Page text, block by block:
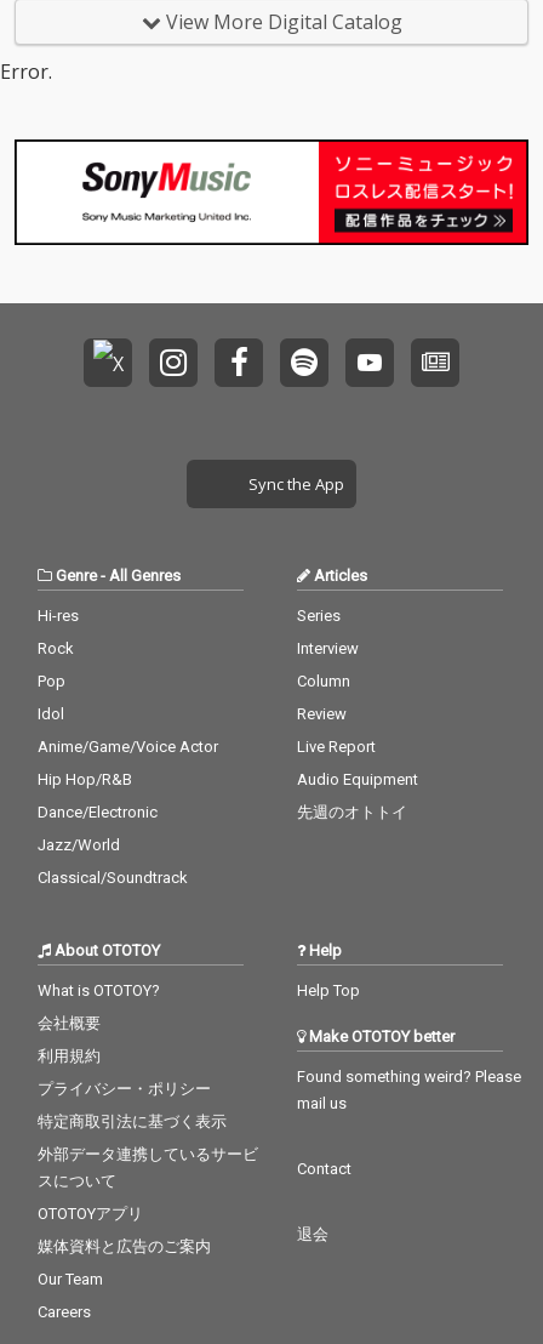
入りの曲になることを
願っています。
きなので幅広く、あな
たの生活の中に溶け込
View More Digital Catalog
Error.
Sync the App
Genre- All Genres
Hi-res
Rock
Pop
Idol
Anime/Game/Voice Actor
Hip Hop/R&B
Dance/Electronic
Jazz/World
Classical/Soundtrack
Articles
Series
Interview
Column
Review
Live Report
Audio Equipment
先週のオトトイ
About OTOTOY
What is OTOTOY?
会社概要
利用規約
プライバシー・ポリシー
特定商取引法に基づく表示
外部データ連携しているサービ
スについて
OTOTOYアプリ
媒体資料と広告のご案内
Our Team
Careers
Help
Help Top
Make OTOTOY better
Found something weird? Please
mail us
Contact
退会